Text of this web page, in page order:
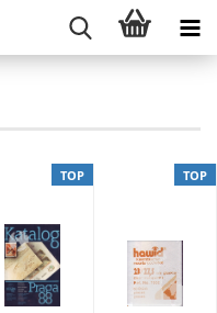
TOP TOP